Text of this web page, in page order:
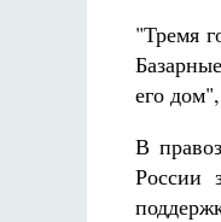
"Тремя
его
В
России